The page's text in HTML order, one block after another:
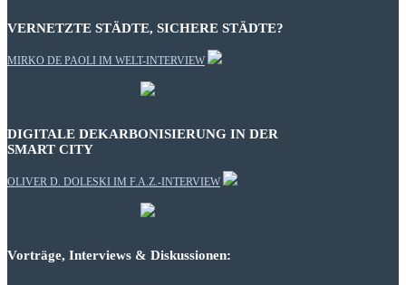
VERNETZTE STÄDTE, SICHERE STÄDTE?
MIRKO DE PAOLI IM WELT-INTERVIEW
DIGITALE DEKARBONISIERUNG IN DER
SMART CITY
OLIVER D. DOLESKI IM F.A.Z.-INTERVIEW
Vorträge, Interviews & Diskussionen: